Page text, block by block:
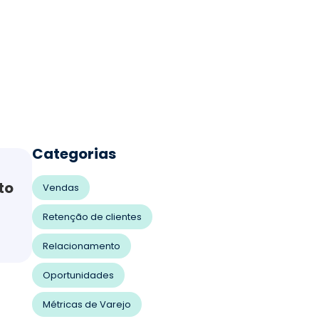
Categorias
Vendas
Retenção de clientes
Relacionamento
Oportunidades
Métricas de Varejo